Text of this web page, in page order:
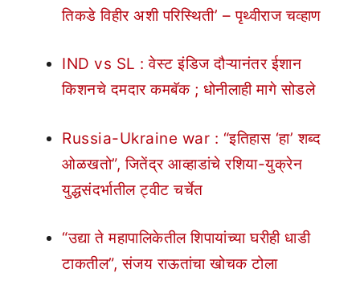
तिकडे विहीर अशी परिस्थिती’ – पृथ्वीराज चव्हाण
IND vs SL : वेस्ट इंडिज दौऱ्यानंतर ईशान
किशनचे दमदार कमबॅक ; धोनीलाही मागे सोडले
Russia-Ukraine war : “इतिहास ‘हा’ शब्द
ओळखतो”, जितेंद्र आव्हाडांचे रशिया-युक्रेन
युद्धसंदर्भातील ट्वीट चर्चेत
“उद्या ते महापालिकेतील शिपायांच्या घरीही धाडी
टाकतील”, संजय राऊतांचा खोचक टोला